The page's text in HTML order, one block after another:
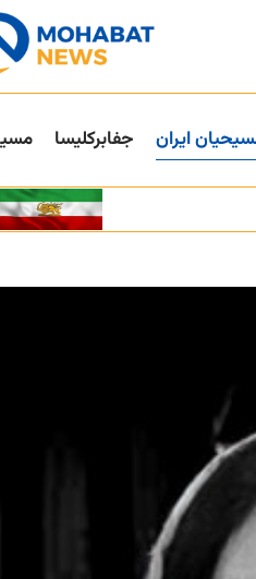
ایران جفا‌بر‌کلیسا